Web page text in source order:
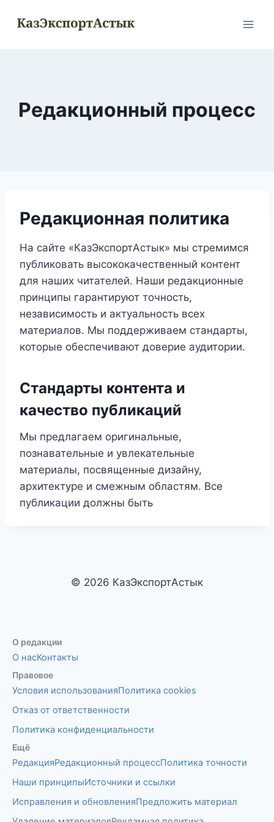
Редакционный процесс
Редакционная политика
На сайте «КазЭкспортАстык» мы стремимся
публиковать высококачественный контент
для наших читателей. Наши редакционные
принципы гарантируют точность,
независимость и актуальность всех
материалов. Мы поддерживаем стандарты,
которые обеспечивают доверие аудитории.
Стандарты контента и
качество публикаций
Мы предлагаем оригинальные,
познавательные и увлекательные
материалы, посвященные дизайну,
архитектуре и смежным областям. Все
публикации должны быть
© 2026 КазЭкспортАстык
О редакции
О насКонтакты
Правовое
Условия использованияПолитика cookies
Отказ от ответственности
Политика конфиденциальности
Ещё
РедакцияРедакционный процессПолитика точности
Наши принципыИсточники и ссылки
Исправления и обновленияПредложить материал